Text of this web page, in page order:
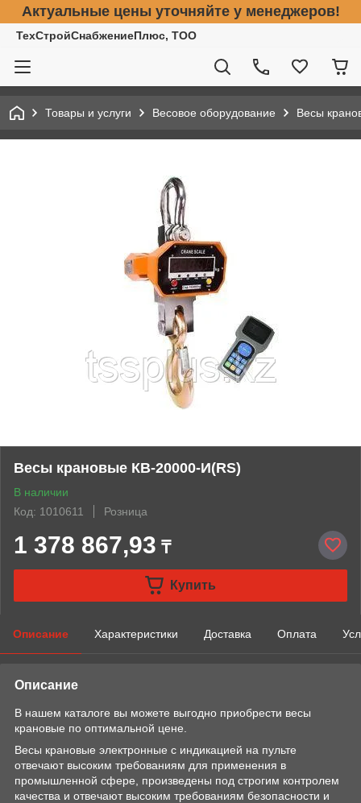
Актуальные цены уточняйте у менеджеров!
ТехСтройСнабжениеПлюс, ТОО
Товары и услуги Весовое оборудование Весы
Весы крановые КВ-20000-И(RS)
В наличии
Код: 1010611
Розница
1 378 867,93 ₸
Купить
Описание Характеристики Доставка Оплата
Описание
В нашем каталоге вы можете выгодно приобрести весы
крановые по оптимальной цене.
Весы крановые электронные с индикацией на пульте
отвечают высоким требованиям для применения в
промышленной сфере, произведены под строгим контролем
качества и отвечают высоким требованиям безопасности и